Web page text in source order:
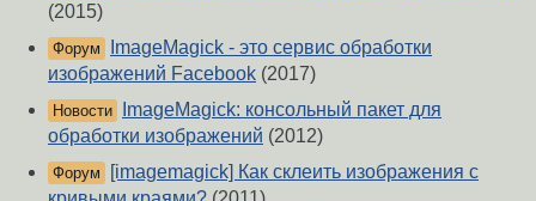
(2015)
Форум
ImageMagick - это сервис обработки
изображений Facebook (2017)
Новости
ImageMagick: консольный пакет для
обработки изображений (2012)
Форум
[imagemagick] Как склеить изображения с